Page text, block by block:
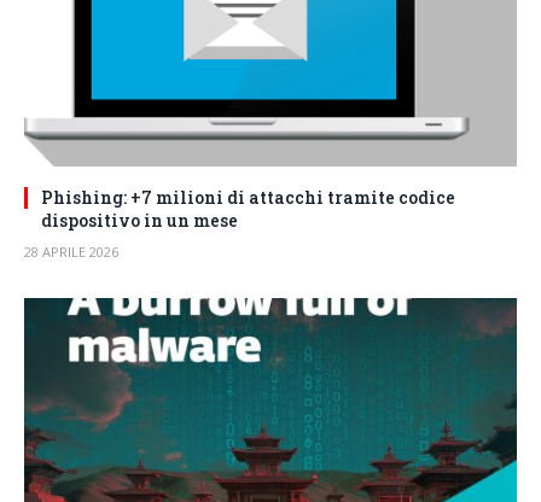
Phishing: +7 milioni di attacchi tramite codice
dispositivo in un mese
28 APRILE 2026